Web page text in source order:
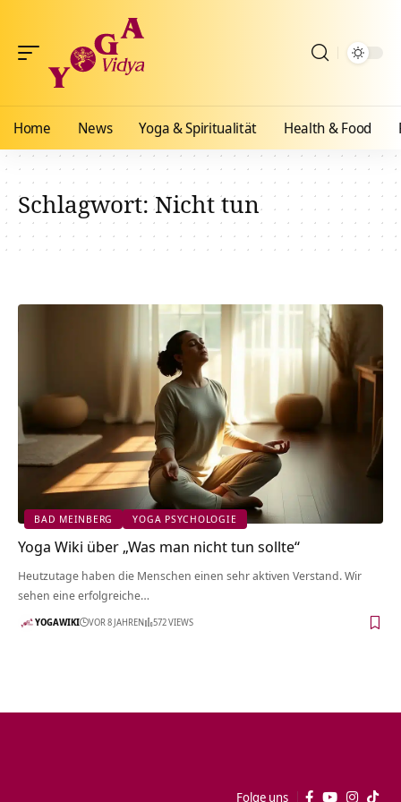
Home News Yoga & Spiritualität Health & Food
Schlagwort:Nicht tun
BAD MEINBERG YOGA PSYCHOLOGIE
Yoga Wiki über „Was man nicht tun sollte“
Heutzutage haben die Menschen einen sehr aktiven Verstand. Wir
sehen eine erfolgreiche…
YOGAWIKI VOR 8 JAHREN 572 VIEWS
Folge uns